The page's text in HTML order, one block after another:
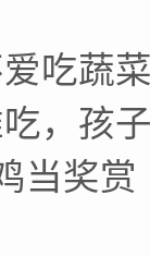
蔬菜
，孩
奖赏